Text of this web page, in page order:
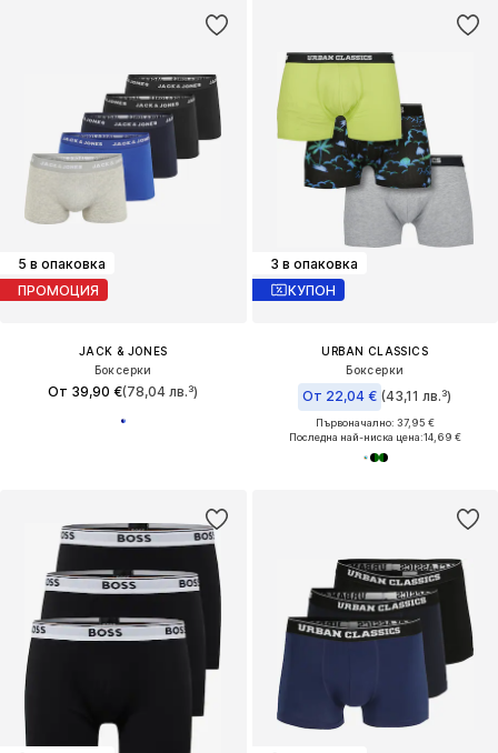
5 в опаковка
ПРОМОЦИЯ
JACK & JONES
Боксерки
От 39,90 €(78,04 лв.³)
3 в опаковка
КУПОН
URBAN CLASSICS
Боксерки
От 22,04 € (43,11 лв.³)
Първоначално: 37,95 €
Последна най-ниска цена:14,69 €